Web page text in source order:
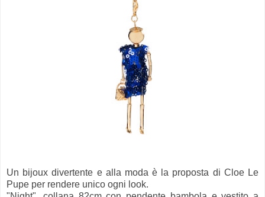
Un bijoux divertente e alla moda è la proposta di Cloe Le
Pupe per rendere unico ogni look.